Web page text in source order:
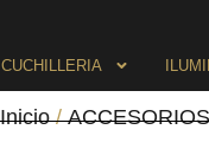
CUCHILLERIA
Inicio/